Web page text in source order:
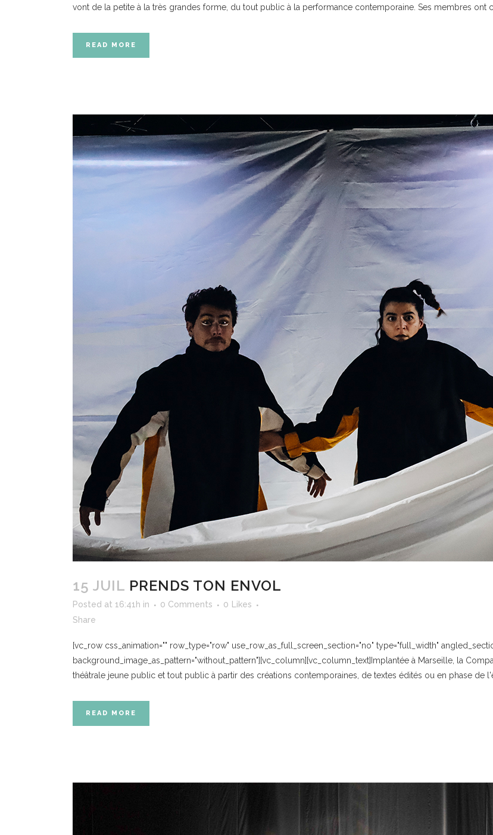
vont de la petite à la très grandes forme, du tout public à la performance contemporaine. Ses membres ont
READ MORE
15 JUIL PRENDS TON ENVOL
Posted at 16:41h in 0 Comments 0
Likes
Share
[vc_row css_animation="" row_type="row" use_row_as_full_screen_section="no" type="full_width"
background_image_as_pattern="without_pattern"][vc_column][vc_column_text]Implantée à Marseille, la
théâtrale jeune public et tout public à partir des créations contemporaines, de textes édités ou en phase de
READ MORE